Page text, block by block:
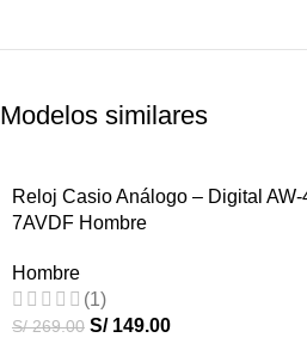
Modelos similares
-45%
Reloj Casio Análogo – Digital
7AVDF Hombre
Hombre
(1)
S/269.00 S/149.00